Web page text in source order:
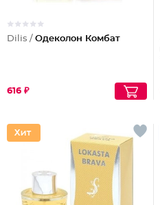
Dilis / Одеколон Комбат
616 ₽